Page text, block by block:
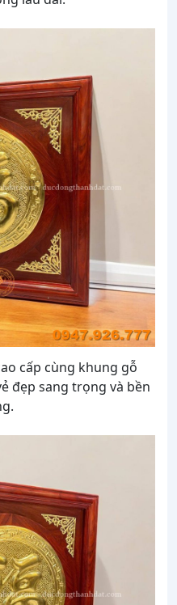
cấp cùng khung gỗ
đẹp sang trọng và bền